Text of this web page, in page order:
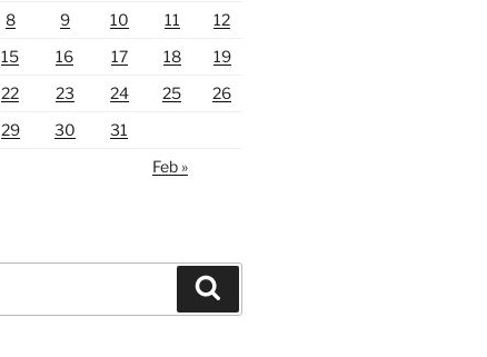
8 9 10 11
12
15 16 17 18
19
22 23 24 25
26
29 30
31
Feb »